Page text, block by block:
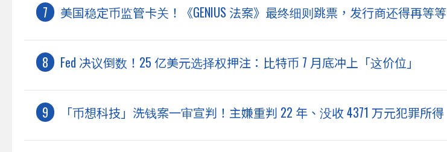
美国稳定币监管卡关！《GENIUS 法案》最终细则跳票，发行商还得再等等
Fed 决议倒数！25 亿美元选择权押注：比特币 7 月底冲上「这价位」
「币想科技」洗钱案一审宣判！主嫌重判 22 年、没收 4371 万元犯罪所得